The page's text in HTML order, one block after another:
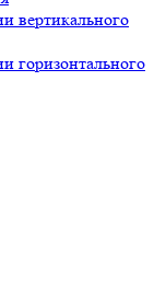
вертикального
горизонтального